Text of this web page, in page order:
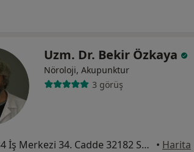
Uzm. Dr. Bekir Özkaya
Nöroloji, Akupunktur
3 görüş
Boyut 34 İş Merkezi 34. Cadde 32182 Sok. No:2/12, Mersin • Harita